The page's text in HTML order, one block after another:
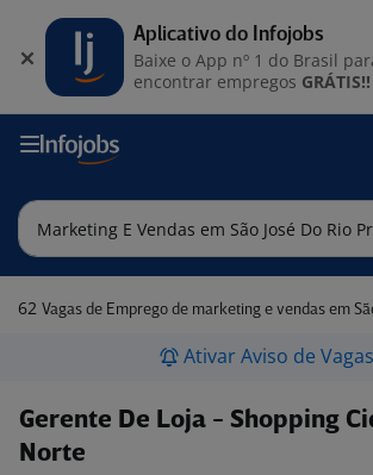
62 Vagas de Emprego de marketing e vendas em São José do Rio
Ativar Aviso de Vagas
Gerente De Loja - Shopping
Norte
Aplicativo do Infojobs
Baixe o App nº 1 do Brasil
encontrar empregos GRÁTIS!!